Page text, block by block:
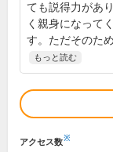
ても説得力があ
く親身になって
す。ただそのた
もっと読む
アクセス数※